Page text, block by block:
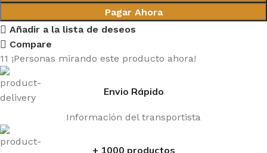
Pagar Ahora
Añadir a la lista de deseos
Compare
11 ¡Personas mirando este producto ahora!
Envio Rápido
Información del transportista
+ 1000 productos